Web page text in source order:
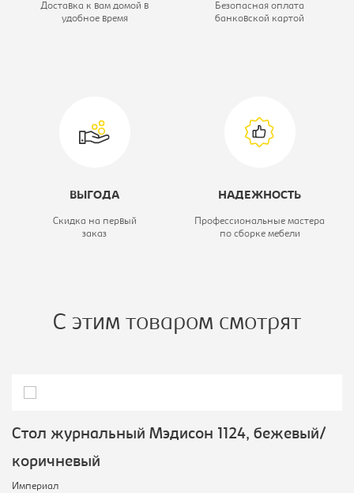
Доставка к вам домой в
удобное время
Безопасная оплата
банковской картой
ВЫГОДА
Скидка на первый
заказ
НАДЕЖНОСТЬ
Профессиональные мастера
по сборке мебели
С этим товаром смотрят
Cтол журнальный Мэдисон 1124, бежевый/
коричневый
Империал